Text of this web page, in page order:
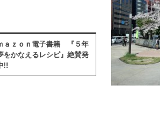
ａｚｏｎ電子書籍 『５年
をかなえるレシピ』絶賛発
!!